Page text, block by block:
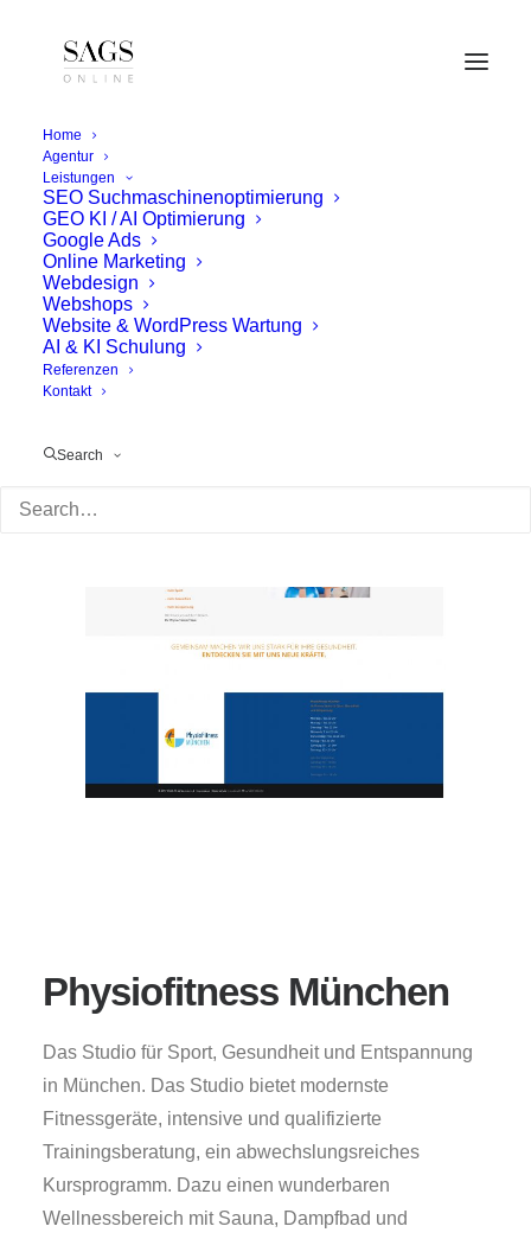
Home
Agentur
Leistungen
SEO Suchmaschinenoptimierung
GEO KI / AI Optimierung
Google Ads
Online Marketing
Webdesign
Webshops
Website & WordPress Wartung
AI & KI Schulung
Referenzen
Kontakt
Search
Physiofitness München
Das Studio für Sport, Gesundheit und Entspannung
in München. Das Studio bietet modernste
Fitnessgeräte, intensive und qualifizierte
Trainingsberatung, ein abwechslungsreiches
Kursprogramm. Dazu einen wunderbaren
Wellnessbereich mit Sauna, Dampfbad und